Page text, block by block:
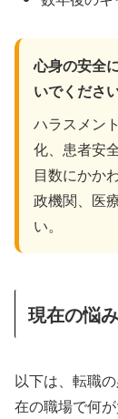
心身の安全
いでくださ
ハラスメン
化、患者安
目数にかか
政機関、医
い。
現在の悩
以下は、転職
在の職場で何